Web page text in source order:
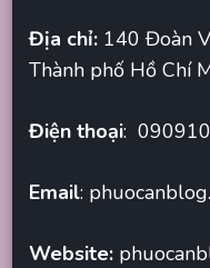
Địa chỉ: 140 Đoàn
Thành phố Hồ Chí
Điện thoại:
Email:
Website: